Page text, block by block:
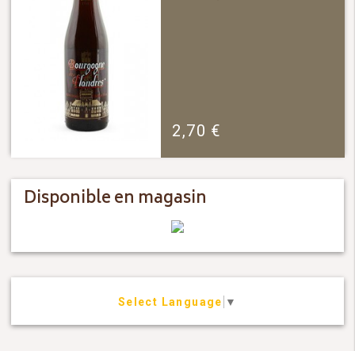
2,70 €
Disponible en magasin
Select Language ▼